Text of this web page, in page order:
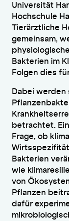
Universität
Hochschule
Tierärztliche
gemeinsam,
Bakterien im
Folgen dies
Dabei
betrachtet.
Frage, ob
Bakterien
wie
von
Pflanzen
dafür